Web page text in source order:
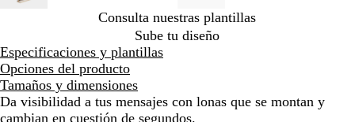
imagenimagen
por
imagen
por
la
imagen
por
la
por
la
por
Consulta nuestras plantillas
Sube tu diseño
Especificaciones y plantillas
Opciones del producto
Tamaños y dimensiones
Da visibilidad a tus mensajes con lonas que se montan y
cambian en cuestión de segundos.